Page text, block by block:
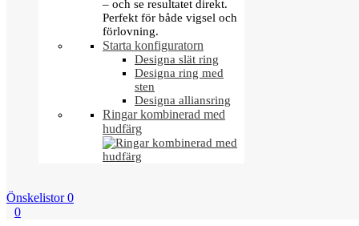
– och se resultatet direkt.
Perfekt för både vigsel och
förlovning.
Starta konfiguratorn
Designa slät ring
Designa ring med
sten
Designa alliansring
Ringar kombinerad med
hudfärg
Önskelistor 0
0